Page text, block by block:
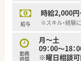
【このような方
■那須塩原市で
■ブランク明け
で安心して勤務
給与
時給2,000
※スキル・経験
勤務
時間
月～土
09：00～18
※曜日相談